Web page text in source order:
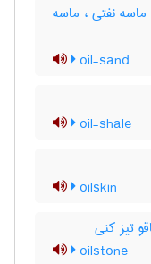
نفتی ، ماسه
oil-sand
oil-shale
oilskin
تیز کنی
oilstone